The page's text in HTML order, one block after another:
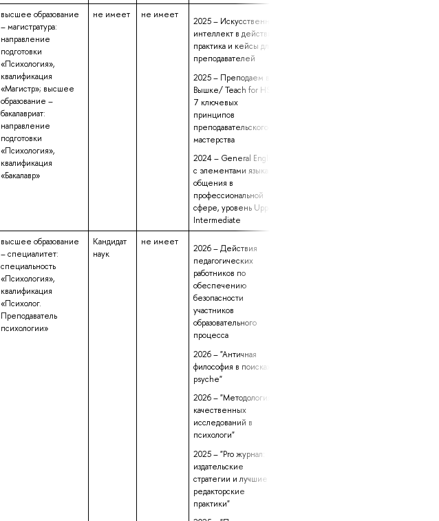
высшее образование
– магистратура:
направление
подготовки
«Психология»,
квалификация
«Магистр»; высшее
образование –
бакалавриат:
направление
подготовки
«Психология»,
квалификация
«Бакалавр»
не имеет не имеет
2025 – Искусственный
интеллект в действии:
практика и кейсы для
преподавателей
2025 – Преподаем в
Вышке/ Teach for HSE:
7 ключевых
принципов
преподавательского
мастерства
2024 – General English
с элементами языка
общения в
профессиональной
сфере, уровень Upper
Intermediate
высшее образование
– специалитет:
специальность
«Психология»,
квалификация
«Психолог.
Преподаватель
психологии»
Кандидат
наук
не имеет
2026 – Действия
педагогических
работников по
обеспечению
безопасности
участников
образовательного
процесса
2026 – "Античная
философия в поисках
psyche"
2026 – "Методология
качественных
исследований в
психологи"
2025 – "Pro журнал:
издательские
стратегии и лучшие
редакторские
практики"